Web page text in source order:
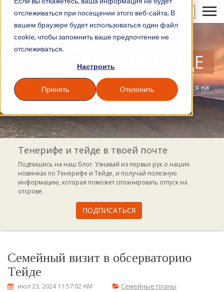
отслеживаться при посещении этого веб-сайта. В
вашем браузере будет использоваться один файл
cookie, чтобы запомнить ваше предпочтение не
отслеживаться.
Настроить
Принять Отклонить
БЛОГ ВУЛКАНА ТЕЙДЕ
Блог, где можно найти все, чем ты можешь заняться на
Тенерифе
Тенерифе и тейде в твоей почте
Подпишись на наш блог. Узнавай из первых рук о наших
новинках по Тенерифе и Тейде, и получай полезную
информацию, которая поможет спланировать отпуск на
отсрове.
Семейный визит в обсерваторию
Тейде
июл 23, 2024 11:57:02 AM Семейные планы